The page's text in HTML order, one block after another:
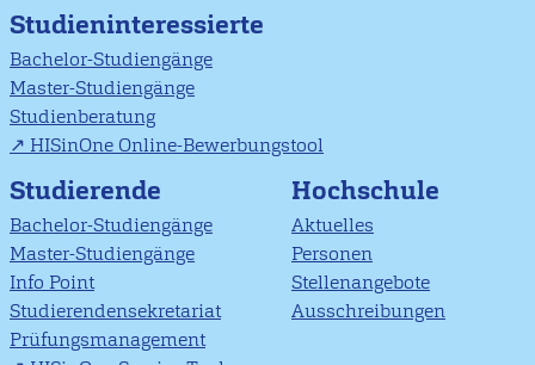
Studieninteressierte
Bachelor-Studiengänge
Master-Studiengänge
Studienberatung
HISinOne Online-Bewerbungstool
Studierende
Bachelor-Studiengänge
Master-Studiengänge
Info Point
Studierendensekretariat
Prüfungsmanagement
Hochschule
Aktuelles
Personen
Stellenangebote
Ausschreibungen